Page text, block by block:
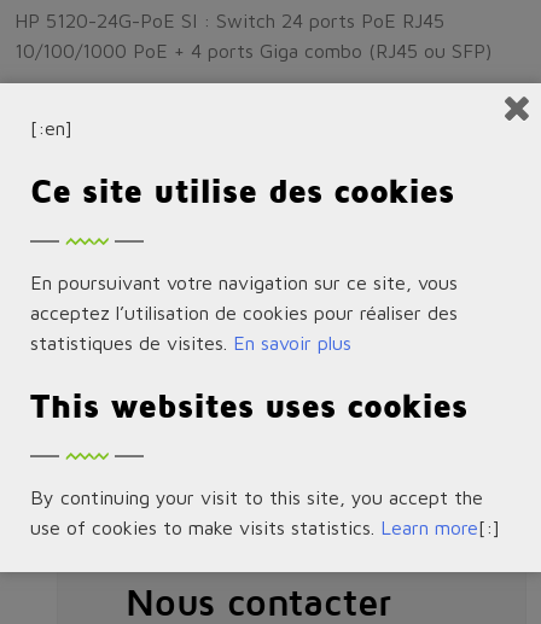
HP 5120-24G-PoE SI : Switch 24 ports PoE RJ45
10/100/1000 PoE + 4 ports Giga combo (RJ45 ou SFP)
JG091A 24G
10/100/1000 + 4 ports Giga combo (RJ45 ou SFP)
JG236A 24G PoE+
HP 5120-24G-PoE+ EI w2slt : Switch 20 ports PoE+ RJ45
10/100/1000 + 4 ports Giga combo (RJ45 ou SFP) + 2
logements pour module 10 GbE
JG237A 48G PoE+
10/100/1000 + 4 ports Giga combo (RJ45 ou SFP) + 2
logements pour module 10 GbE
Nous contacter
[:en]
Ce site utilise des cookies
En poursuivant votre navigation sur ce site, vous
acceptez l’utilisation de cookies pour réaliser des
statistiques de visites. En savoir plus
This websites uses cookies
By continuing your visit to this site, you accept the
use of cookies to make visits statistics. Learn more[:]